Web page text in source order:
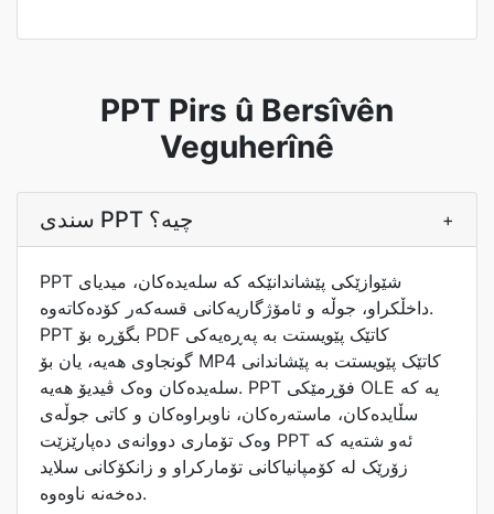
PPT Pirs û Bersîvên
Veguherînê
سندی PPT چیە؟ +
PPT شێوازێکی پێشاندانێکە کە سلەیدەکان، میدیای
داخڵکراو، جوڵە و ئامۆژگاریەکانی قسەکەر کۆدەکاتەوە.
PPT بگۆڕە بۆ PDF کاتێک پێویستت بە پەڕەیەکی
گونجاوی هەیە، یان بۆ MP4 کاتێک پێویستت بە پێشاندانی
سلەیدەکان وەک ڤیدیۆ هەیە. PPT فۆڕمێکی OLE یە کە
سڵایدەکان، ماستەرەکان، ناوبراوەکان و کاتی جوڵەی
وەک تۆماری دووانەی دەپارێزێت PPT ئەو شتەیە کە
زۆرێک لە کۆمپانیاکانی تۆمارکراو و زانکۆکانی سلاید
دەخەنە ناوەوە.